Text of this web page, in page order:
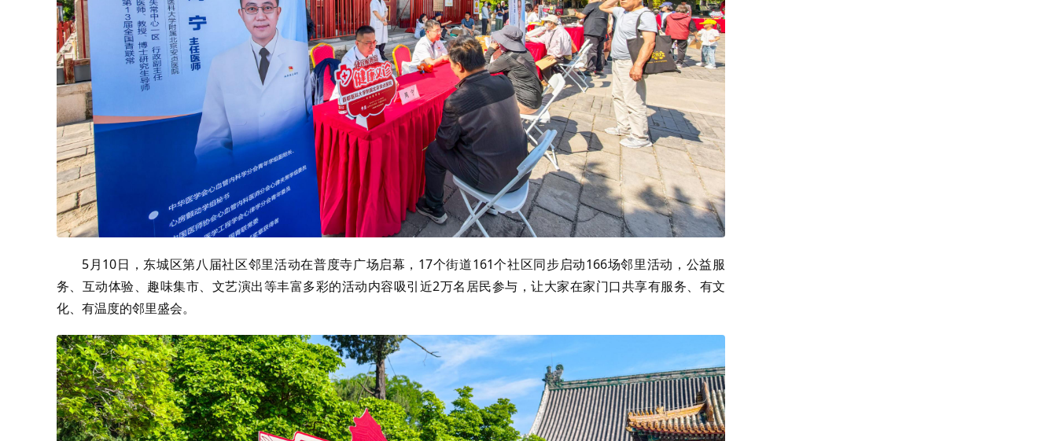
5月10日，东城区第八届社区邻里活动在普度寺广场启幕，17个街道161个社区同步启动166场邻里活动，公益服
务、互动体验、趣味集市、文艺演出等丰富多彩的活动内容吸引近2万名居民参与，让大家在家门口共享有服务、有文
化、有温度的邻里盛会。